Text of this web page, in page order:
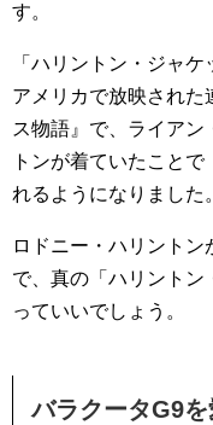
す。
「ハリントン・ジャ
アメリカで放映された
ス物語』で、ライア
トンが着ていたこと
れるようになりました。
ロドニー・ハリント
で、真の「ハリントン
っていいでしょう。
バラクータG9